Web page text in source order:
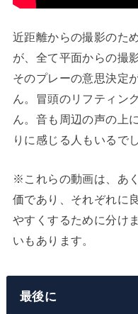
近距離からの撮影のた
が、全て平面からの撮
そのプレーの意思決定
ん。冒頭のリフティン
ん。音も周辺の声の上
りに感じる人もいるで
※これらの動画は、あ
価であり、それぞれに
やすくするために分け
いもあります。
最後に